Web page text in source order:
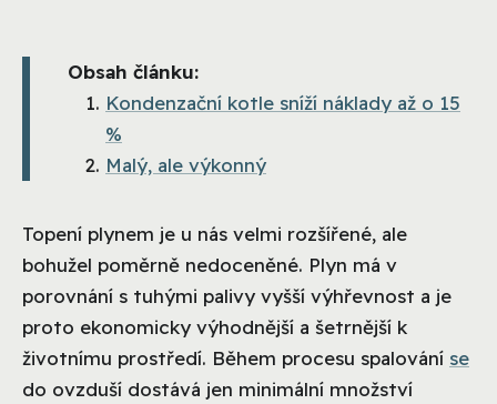
Obsah článku:
Kondenzační kotle sníží náklady až o 15
%
Malý, ale výkonný
Topení plynem je u nás velmi rozšířené, ale
bohužel poměrně nedoceněné. Plyn má v
porovnání s tuhými palivy vyšší výhřevnost a je
proto ekonomicky výhodnější a šetrnější k
životnímu prostředí. Během procesu spalování se
do ovzduší dostává jen minimální množství